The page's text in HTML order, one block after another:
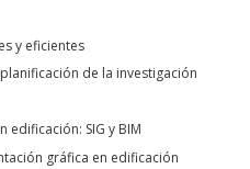
y eficientes
de la investigación
SIG y BIM
gráfica en edificación